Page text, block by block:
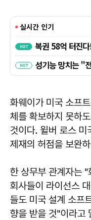
화웨이가 미국 소프
체를 확보하지 못하
것이다. 윌버 로스
제재의 허점을 보완
한 상무부 관계자는 "
회사들이 라이선스
들도 미국 설계 소프
향을 받을 것"이라고